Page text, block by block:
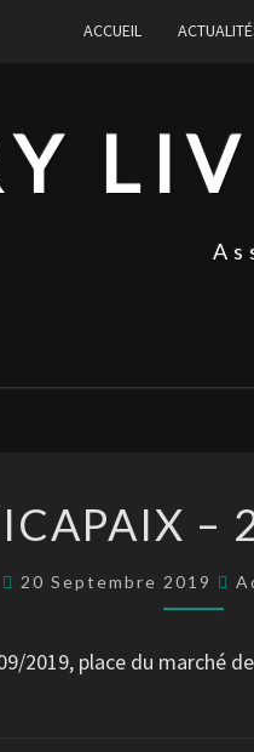
ACCUEIL
–
20 Septembre 2019
2019, place du marché